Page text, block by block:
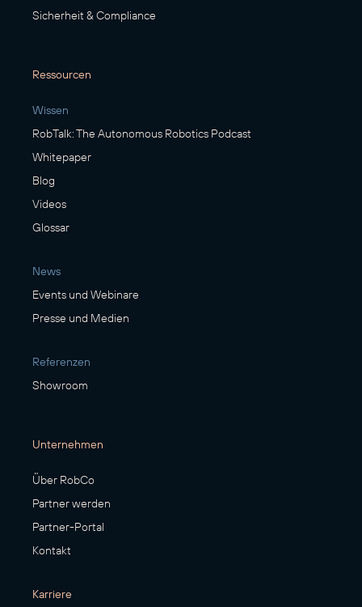
Sicherheit & Compliance
Ressourcen
Wissen
RobTalk: The Autonomous Robotics Podcast
Whitepaper
Blog
Videos
Glossar
News
Events und Webinare
Presse und Medien
Referenzen
Showroom
Unternehmen
Über RobCo
Partner werden
Partner-Portal
Kontakt
Karriere